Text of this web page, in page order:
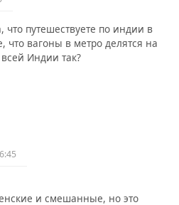
путешествуете по индии в
вагоны в метро делятся на
Индии так?
и смешанные, но это